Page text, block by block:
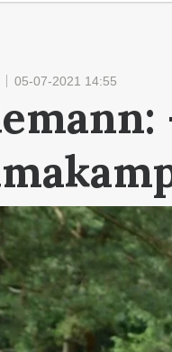
05-07-2021 14:55